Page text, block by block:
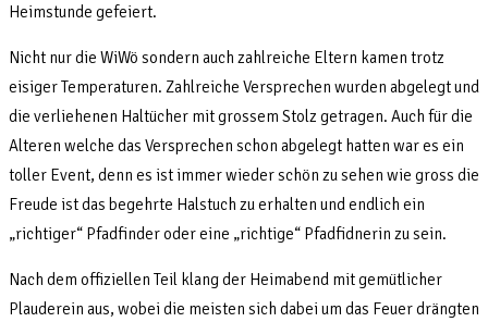
Heimstunde gefeiert.
Nicht nur die WiWö sondern auch zahlreiche Eltern kamen trotz
eisiger Temperaturen. Zahlreiche Versprechen wurden abgelegt und
die verliehenen Haltücher mit grossem Stolz getragen. Auch für die
Alteren welche das Versprechen schon abgelegt hatten war es ein
toller Event, denn es ist immer wieder schön zu sehen wie gross die
Freude ist das begehrte Halstuch zu erhalten und endlich ein
„richtiger“ Pfadfinder oder eine „richtige“ Pfadfidnerin zu sein.
Nach dem offiziellen Teil klang der Heimabend mit gemütlicher
Plauderein aus, wobei die meisten sich dabei um das Feuer drängten